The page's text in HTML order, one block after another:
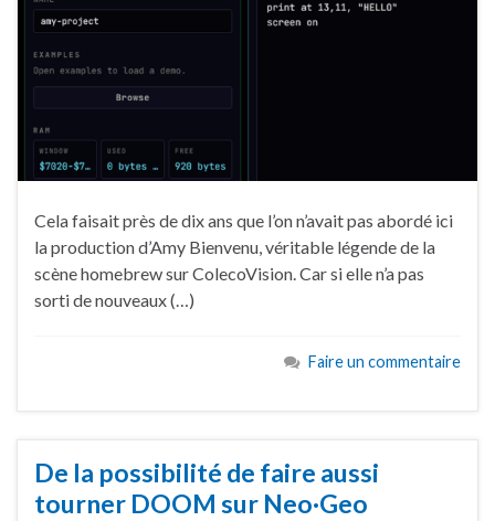
Cela faisait près de dix ans que l’on n’avait pas abordé ici
la production d’Amy Bienvenu, véritable légende de la
scène homebrew sur ColecoVision. Car si elle n’a pas
sorti de nouveaux (…)
Faire un commentaire
De la possibilité de faire aussi
tourner DOOM sur Neo·Geo